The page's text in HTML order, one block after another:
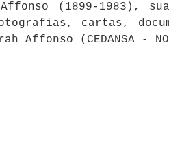
(1899-1983),
cartas,
Affonso (CEDANSA -